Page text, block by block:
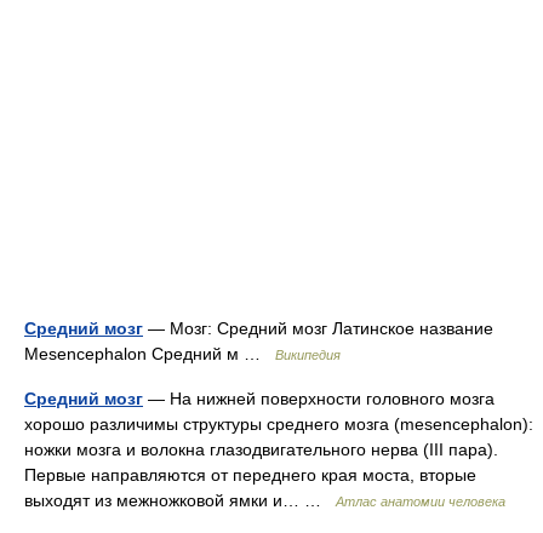
Средний мозг — Мозг: Средний мозг Латинское название
Mesencephalon Средний м …
Википедия
Средний мозг — На нижней поверхности головного мозга
хорошо различимы структуры среднего мозга (mesencephalon):
ножки мозга и волокна глазодвигательного нерва (III пара).
Первые направляются от переднего края моста, вторые
выходят из межножковой ямки и… …
Атлас анатомии человека